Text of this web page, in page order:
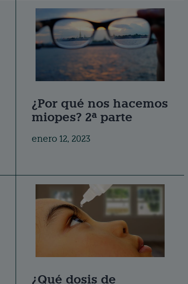
¿Por qué nos hacemos
miopes? 2ª parte
enero 12, 2023
¿Qué dosis de